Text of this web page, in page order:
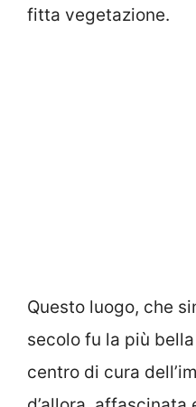
fitta vegetazione.
Questo luogo, che
secolo fu la più
centro di cura